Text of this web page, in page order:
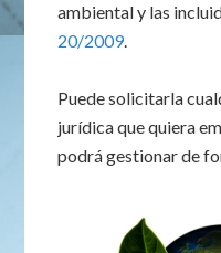
ambiental y las
20/2009.
Puede solicitarla
jurídica que quiera
podrá gestionar de